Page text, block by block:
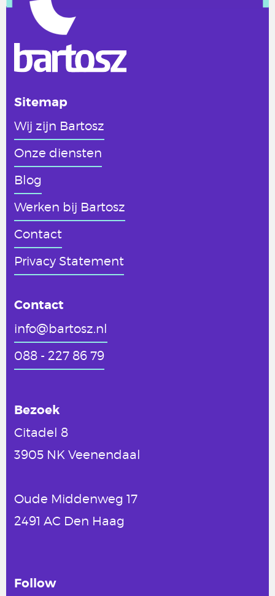
Sitemap
Wij zijn Bartosz
Onze diensten
Blog
Werken bij Bartosz
Contact
Privacy Statement
Contact
info@bartosz.nl
088 - 227 86 79
Bezoek
Citadel 8
3905 NK Veenendaal
Oude Middenweg 17
2491 AC Den Haag
Follow